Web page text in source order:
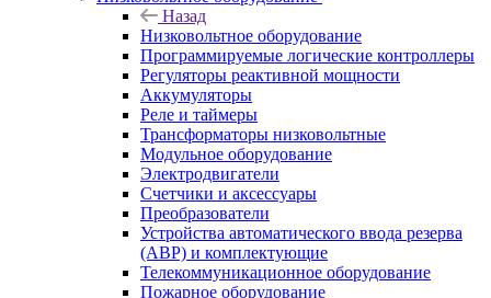
Назад
Низковольтное оборудование
Программируемые логические контроллеры
Регуляторы реактивной мощности
Аккумуляторы
Реле и таймеры
Трансформаторы низковольтные
Модульное оборудование
Электродвигатели
Счетчики и аксессуары
Преобразователи
Устройства автоматического ввода резерва
(АВР) и комплектующие
Телекоммуникационное оборудование
Пожарное оборудование